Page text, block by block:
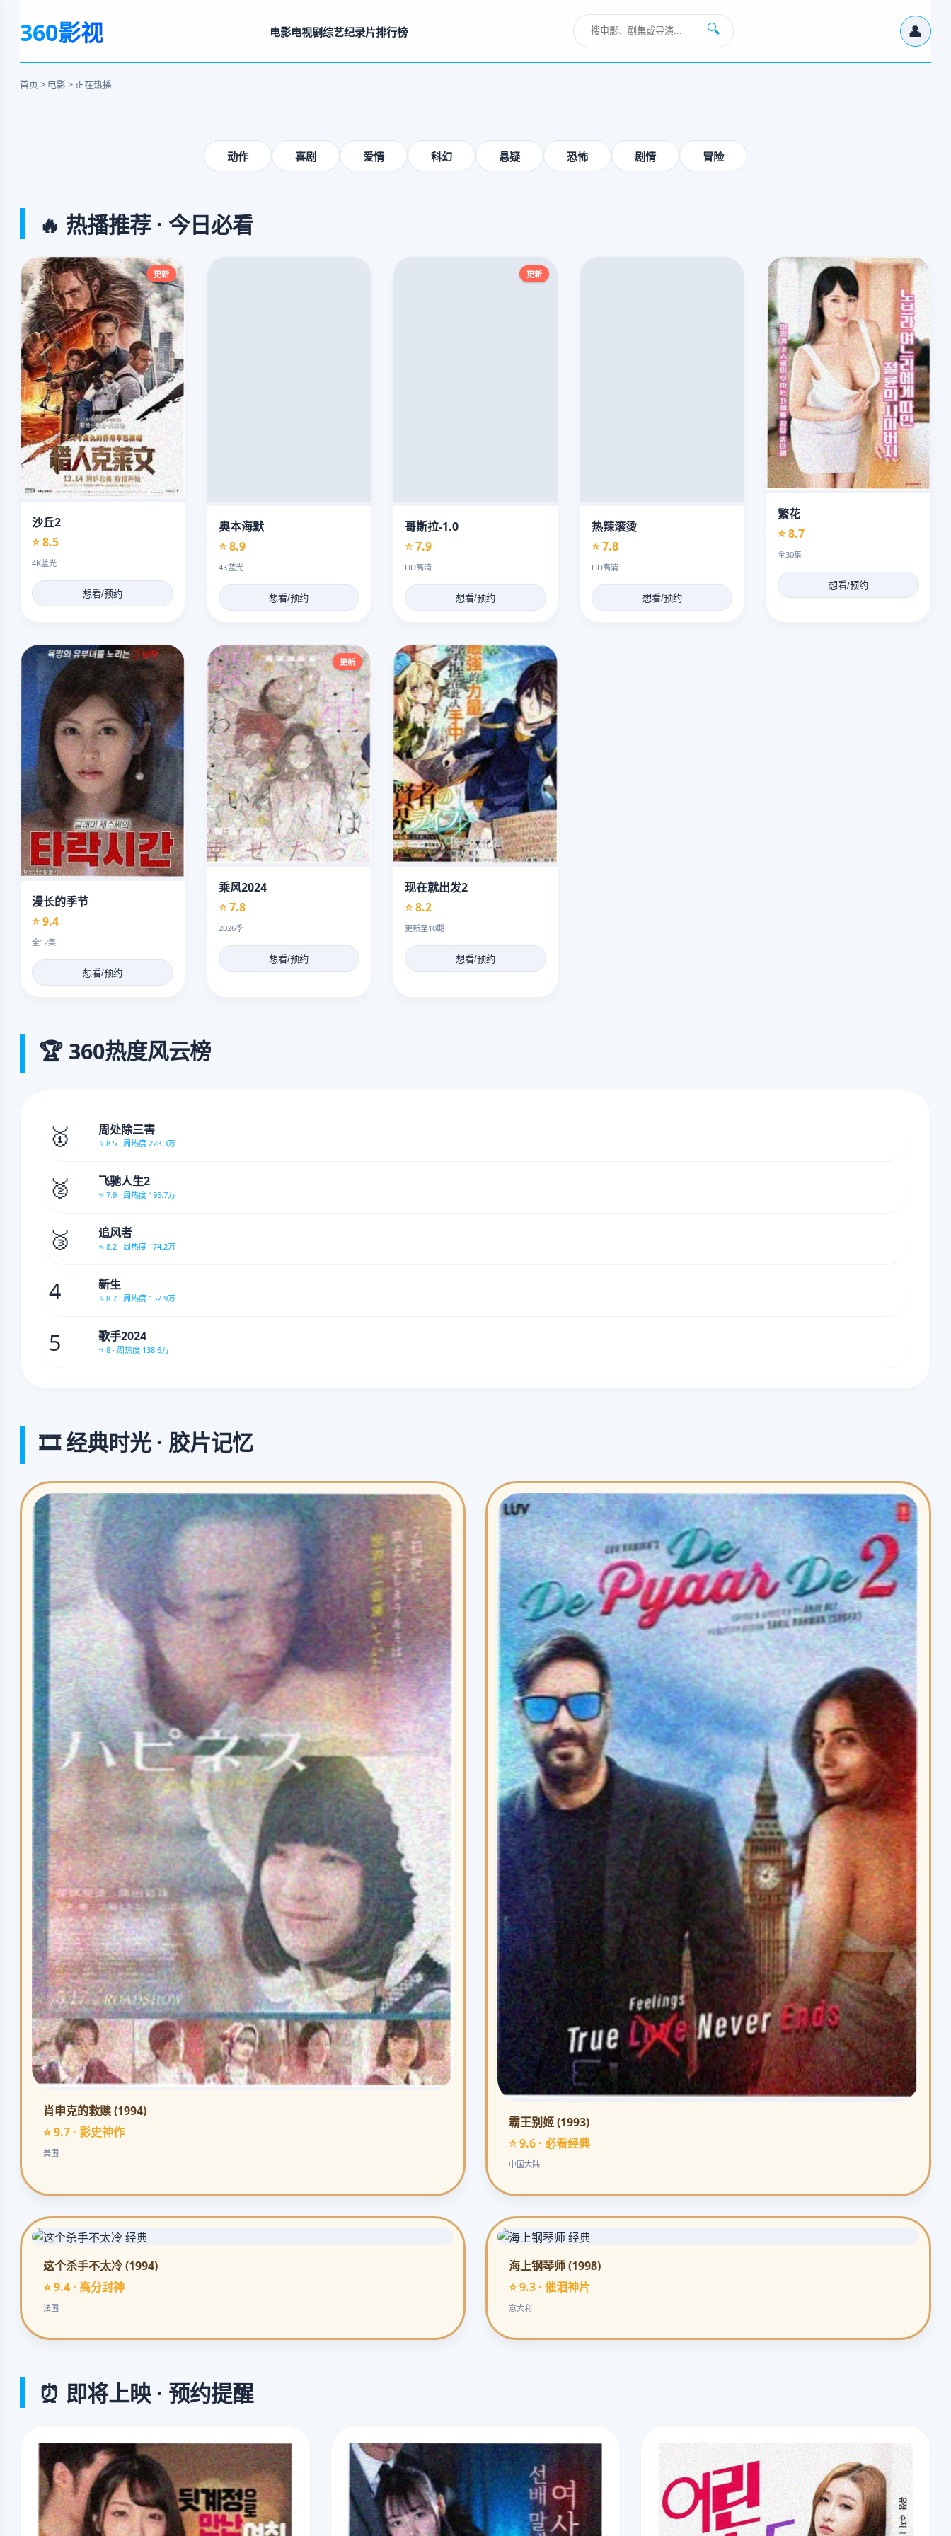
360影视 电影电视剧综艺纪录片排行榜 🔍 👤
首页 > 电影 > 正在热播
毁灭与救赎的壮阔史诗
动作 喜剧 爱情 科幻 悬疑 恐怖 剧情 冒险
🔥 热播推荐 · 今日必看
沙丘2
⭐ 8.5
4K蓝光
想看/预约
更新
奥本海默
⭐ 8.9
4K蓝光
想看/预约
哥斯拉-1.0
⭐ 7.9
HD高清
想看/预约
更新
热辣滚烫
⭐ 7.8
HD高清
想看/预约
繁花
⭐ 8.7
全30集
想看/预约
漫长的季节
⭐ 9.4
全12集
想看/预约
乘风2024
⭐ 7.8
2026季
想看/预约
更新
现在就出发2
⭐ 8.2
更新至10期
想看/预约
🏆 360热度风云榜
🥇 周处除三害
⭐ 8.5 · 周热度 228.3万
🥈 飞驰人生2
⭐ 7.9 · 周热度 195.7万
🥉 追风者
⭐ 8.2 · 周热度 174.2万
4 新生
⭐ 8.7 · 周热度 152.9万
5 歌手2024
⭐ 8 · 周热度 138.6万
🎞️ 经典时光 · 胶片记忆
肖申克的救赎 (1994)
⭐ 9.7 · 影史神作
美国
霸王别姬 (1993)
⭐ 9.6 · 必看经典
中国大陆
这个杀手不太冷 (1994)
⭐ 9.4 · 高分封神
法国
海上钢琴师 (1998)
⭐ 9.3 · 催泪神片
意大利
⏰ 即将上映 · 预约提醒